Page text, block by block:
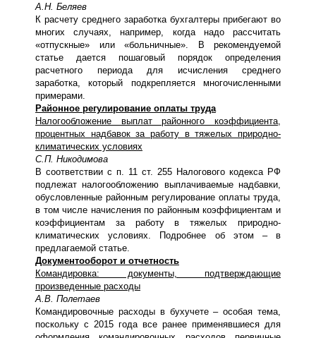
А.Н. Беляев
К расчету среднего заработка бухгалтеры прибегают во
многих случаях, например, когда надо рассчитать
«отпускные» или «больничные». В рекомендуемой
статье дается пошаговый порядок определения
расчетного периода для исчисления среднего
заработка, который подкрепляется многочисленными
примерами.
Районное регулирование оплаты труда
Налогообложение выплат районного коэффициента,
процентных надбавок за работу в тяжелых природно-
климатических условиях
С.П. Никодимова
В соответствии с п. 11 ст. 255 Налогового кодекса РФ
подлежат налогообложению выплачиваемые надбавки,
обусловленные районным регулирование оплаты труда,
в том числе начисления по районным коэффициентам и
коэффициентам за работу в тяжелых природно-
климатических условиях. Подробнее об этом – в
предлагаемой статье.
Документооборот и отчетность
Командировка: документы, подтверждающие
произведенные расходы
А.В. Полетаев
Командировочные расходы в бухучете – особая тема,
поскольку с 2015 года все ранее применявшиеся для